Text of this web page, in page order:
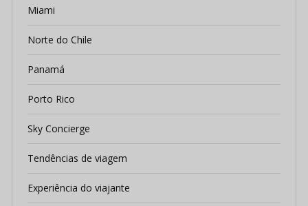
Miami
Norte do Chile
Panamá
Porto Rico
Sky Concierge
Tendências de viagem
Experiência do viajante